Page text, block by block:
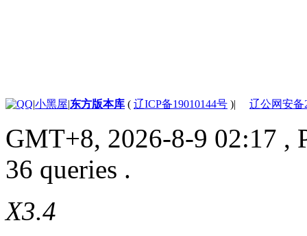
|小黑屋|东方版本库 ( 辽ICP备19010144号 )| 辽公网安备
GMT+8, 2026-8-9 02:17 ,
36 queries .
X3.4